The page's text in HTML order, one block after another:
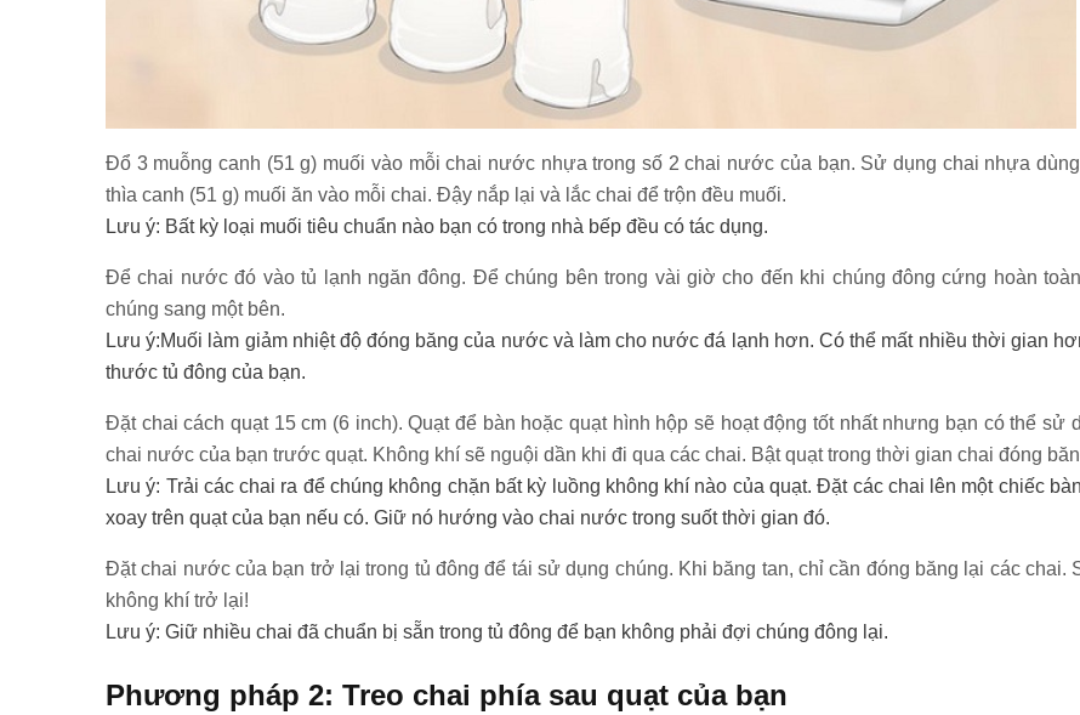
Đổ 3 muỗng canh (51 g) muối vào mỗi chai nước nhựa trong số 2 chai nước của bạn. Sử dụng chai nhựa
thìa canh (51 g) muối ăn vào mỗi chai. Đậy nắp lại và lắc chai để trộn đều muối.
Lưu ý: Bất kỳ loại muối tiêu chuẩn nào bạn có trong nhà bếp đều có tác dụng.
Để chai nước đó vào tủ lạnh ngăn đông. Để chúng bên trong vài giờ cho đến khi chúng đông cứng hoàn
chúng sang một bên.
Lưu ý:Muối làm giảm nhiệt độ đóng băng của nước và làm cho nước đá lạnh hơn. Có thể mất nhiều thời gian
thước tủ đông của bạn.
Đặt chai cách quạt 15 cm (6 inch). Quạt để bàn hoặc quạt hình hộp sẽ hoạt động tốt nhất nhưng bạn có thể sử
chai nước của bạn trước quạt. Không khí sẽ nguội dần khi đi qua các chai. Bật quạt trong thời gian chai đóng
Lưu ý: Trải các chai ra để chúng không chặn bất kỳ luồng không khí nào của quạt. Đặt các chai lên một chiếc
xoay trên quạt của bạn nếu có. Giữ nó hướng vào chai nước trong suốt thời gian đó.
Đặt chai nước của bạn trở lại trong tủ đông để tái sử dụng chúng. Khi băng tan, chỉ cần đóng băng lại các chai.
không khí trở lại!
Lưu ý: Giữ nhiều chai đã chuẩn bị sẵn trong tủ đông để bạn không phải đợi chúng đông lại.
Phương pháp 2: Treo chai phía sau quạt của bạn